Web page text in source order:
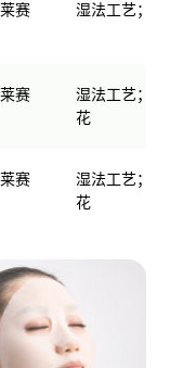
赛
湿法工艺；
赛
湿法工艺；
花
赛
湿法工艺；
花